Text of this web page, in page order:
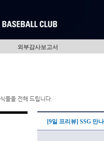
외부감사보고서
들을 전해 드립니다.
[9일 프리뷰] SSG 만